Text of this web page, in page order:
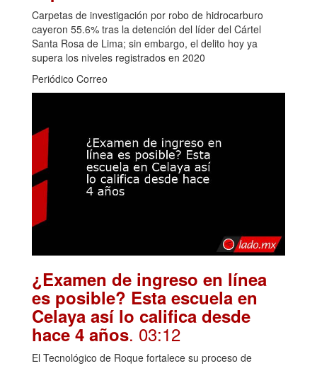
Carpetas de investigación por robo de hidrocarburo
cayeron 55.6% tras la detención del líder del Cártel
Santa Rosa de Lima; sin embargo, el delito hoy ya
supera los niveles registrados en 2020
Periódico Correo
¿Examen de ingreso en línea
es posible? Esta escuela en
Celaya así lo califica desde
hace 4 años. 03:12
El Tecnológico de Roque fortalece su proceso de